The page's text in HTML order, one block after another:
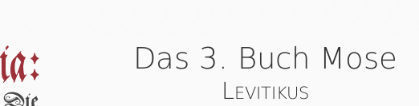
Das 3. Buch Mose
Levitikus